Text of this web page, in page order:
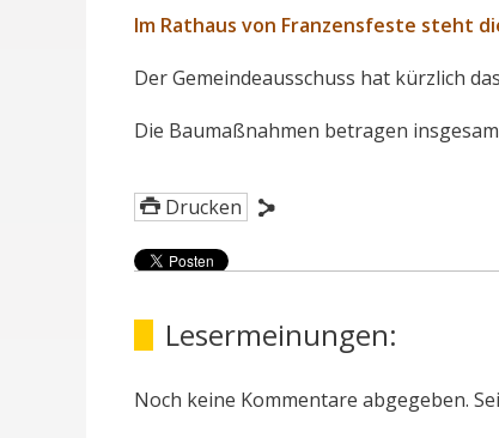
Im Rathaus von Franzensfeste steht
Der Gemeindeausschuss hat kürzlich
Die Baumaßnahmen betragen
Drucken
Lesermeinungen:
Noch keine Kommentare abgegeben.